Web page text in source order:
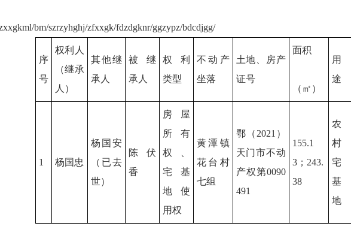
bm/szrzyhghj/zfxxgk/fdzdgknr/ggzypz/bdcdjgg/
序
号
权利人
（继承
人）
其他继
承人
被继
承人
权利
类型
不动产
坐落
土地、房产
证号
面积
（㎡）
用
途
1 杨国忠
杨国安
（已去
世）
陈伏
香
房屋
所有
权、
宅基
地使
用权
黄潭镇
花台村
七组
鄂（2021）
天门市不动
产权第0090
491
155.1
3；243.
38
农
村
宅
基
地